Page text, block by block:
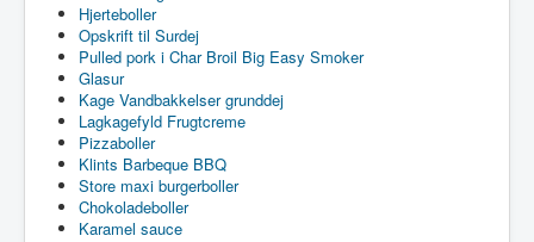
Hjerteboller
Opskrift til Surdej
Pulled pork i Char Broil Big Easy Smoker
Glasur
Kage Vandbakkelser grunddej
Lagkagefyld Frugtcreme
Pizzaboller
Klints Barbeque BBQ
Store maxi burgerboller
Chokoladeboller
Karamel sauce